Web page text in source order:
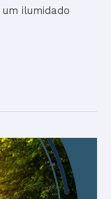
ilumidado